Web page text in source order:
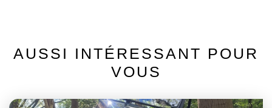
AUSSI INTÉRESSANT POUR
VOUS